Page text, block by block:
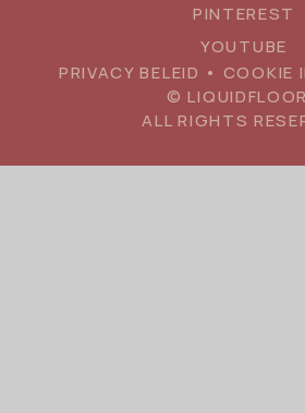
PINTEREST
YOUTUBE
PRIVACY BELEID • COOKIE
©
ALL RIGHTS